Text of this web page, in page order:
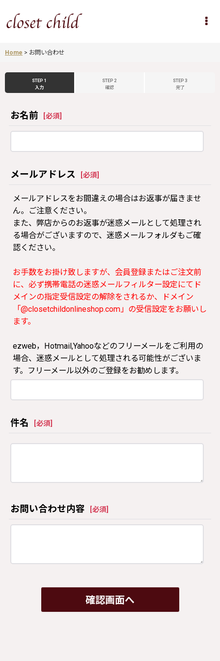
Home > お問い合わせ
STEP 1
入力
STEP 2
確認
STEP 3
完了
お名前 必須
メールアドレス 必須
メールアドレスをお間違えの場合はお返事が届きませ
ん。ご注意ください。
また、弊店からのお返事が迷惑メールとして処理され
る場合がございますので、迷惑メールフォルダもご確
認ください。
お手数をお掛け致しますが、会員登録またはご注文前
に、必ず携帯電話の迷惑メールフィルター設定にてド
メインの指定受信設定の解除をされるか、ドメイン
「@closetchildonlineshop.com」の受信設定をお願いし
ます。
ezweb，Hotmail,Yahooなどのフリーメールをご利用の
場合、迷惑メールとして処理される可能性がございま
す。フリーメール以外のご登録をお勧めします。
件名 必須
お問い合わせ内容 必須
確認画面へ